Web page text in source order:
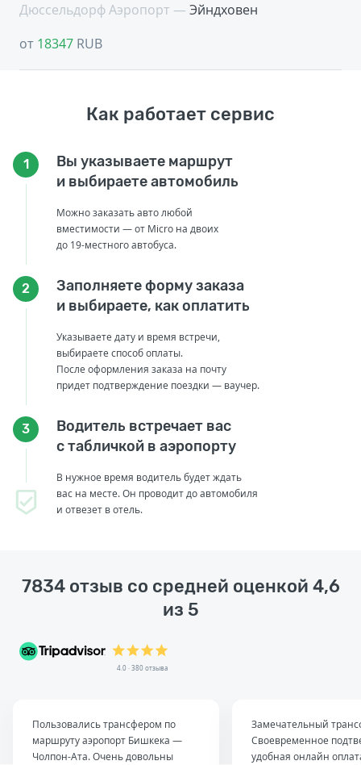
Дюссельдорф Аэропорт — Эйндховен
от 18347 RUB
Как работает сервис
1
Вы указываете маршрут
и выбираете автомобиль
Можно заказать авто любой
вместимости — от Micro на двоих
до 19-местного автобуса.
2
Заполняете форму заказа
и выбираете, как оплатить
Указываете дату и время встречи,
выбираете способ оплаты.
После оформления заказа на почту
придет подтверждение поездки — ваучер.
3
Водитель встречает вас
с табличкой в аэропорту
В нужное время водитель будет ждать
вас на месте. Он проводит до автомобиля
и отвезет в отель.
7834 отзыв со средней оценкой 4,6
из 5
4.0 · 380 отзыва
Пользовались трансфером по
маршруту аэропорт Бишкека —
Чолпон-Ата. Очень довольны
Замечательный
Своевременное
удобная онлайн